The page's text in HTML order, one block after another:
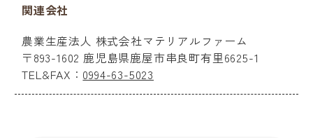
関連会社
農業生産法人 株式会社マテリアルファーム
〒893-1602 鹿児島県鹿屋市串良町有里6625-1
TEL&FAX： 0994-63-5023